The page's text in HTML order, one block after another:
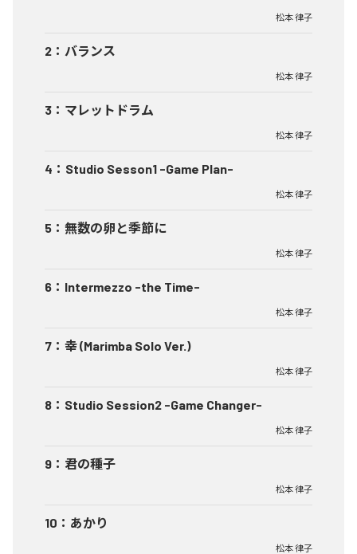
松本 律子
2 ： バランス
松本 律子
3 ： マレットドラム
松本 律子
4 ： Studio Sesson1 -Game Plan-
松本 律子
5 ： 無数の卵と季節に
松本 律子
6 ： Intermezzo -the Time-
松本 律子
7 ： 幸 (Marimba Solo Ver.)
松本 律子
8 ： Studio Session2 -Game Changer-
松本 律子
9 ： 君の種子
松本 律子
10 ： あかり
松本 律子